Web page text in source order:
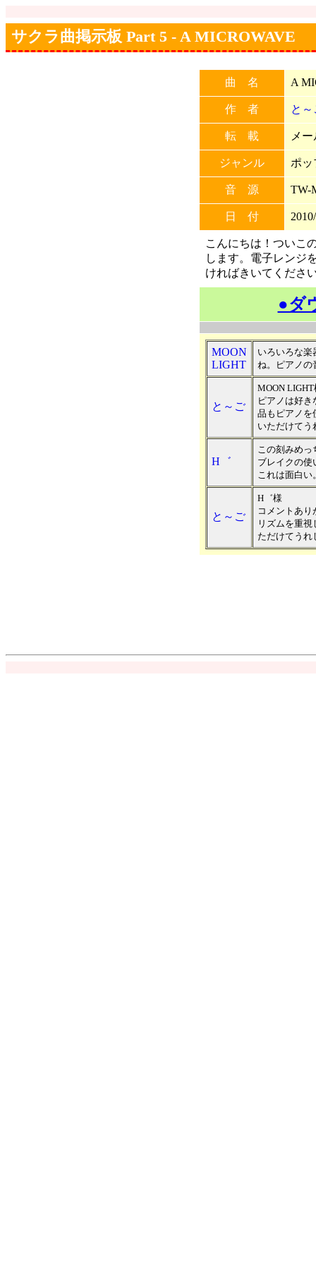
サクラ曲掲示板 Part 5 - A MICROWAVE
曲 名 A
作 者 と～
転 載 メ
ジャンル ポッ
音 源 TW-
日 付
こんにちは！ついこ
します。電子レンジ
ければきいてくださ
●ダ
MOON
LIGHT
いろいろな楽
ね。ピアノの
と～ご
MOON LIGHT
ピアノは好
品もピアノを
いただけてう
H゛
この刻みめっ
ブレイクの使
これは面白い
と～ご
H゛様
コメントあ
リズムを重
ただけてうれ